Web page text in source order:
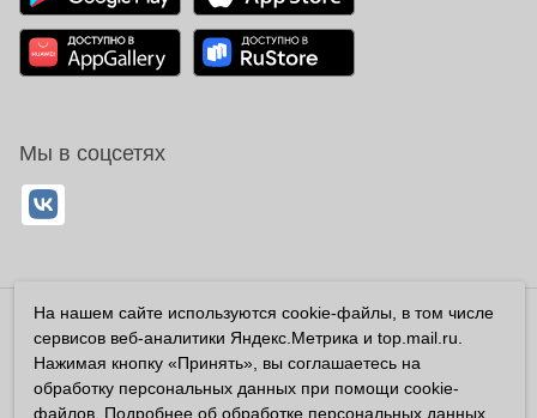
Мы в соцсетях
Владелец сайта ООО «Суперфарма» ОГРН 1032700302194
Все права защищены ©2026
Информация, размещенная на данном сайте имеет
На нашем сайте используются cookie-файлы, в том числе
сервисов веб-аналитики Яндекс.Метрика и top.mail.ru.
Нажимая кнопку «Принять», вы соглашаетесь на
обработку персональных данных при помощи cookie-
файлов. Подробнее об обработке персональных данных